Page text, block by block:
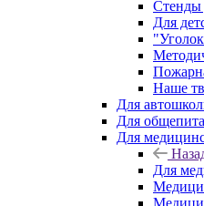
Стенды
Для
Наше
Для
Для общепита
Для
Для